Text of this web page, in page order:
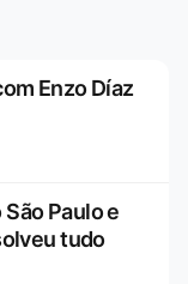
Enzo Díaz
Paulo e
tudo